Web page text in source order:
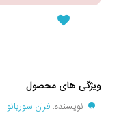
ویژگی های محصول
نویسنده: فران سوریانو